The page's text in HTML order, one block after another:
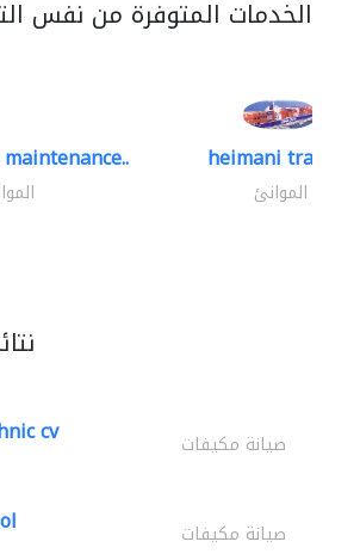
الخدمات المتوفرة من نفس
heimani trading
الموانئ
cv صيانة مكيفات
صيانة مكيفات